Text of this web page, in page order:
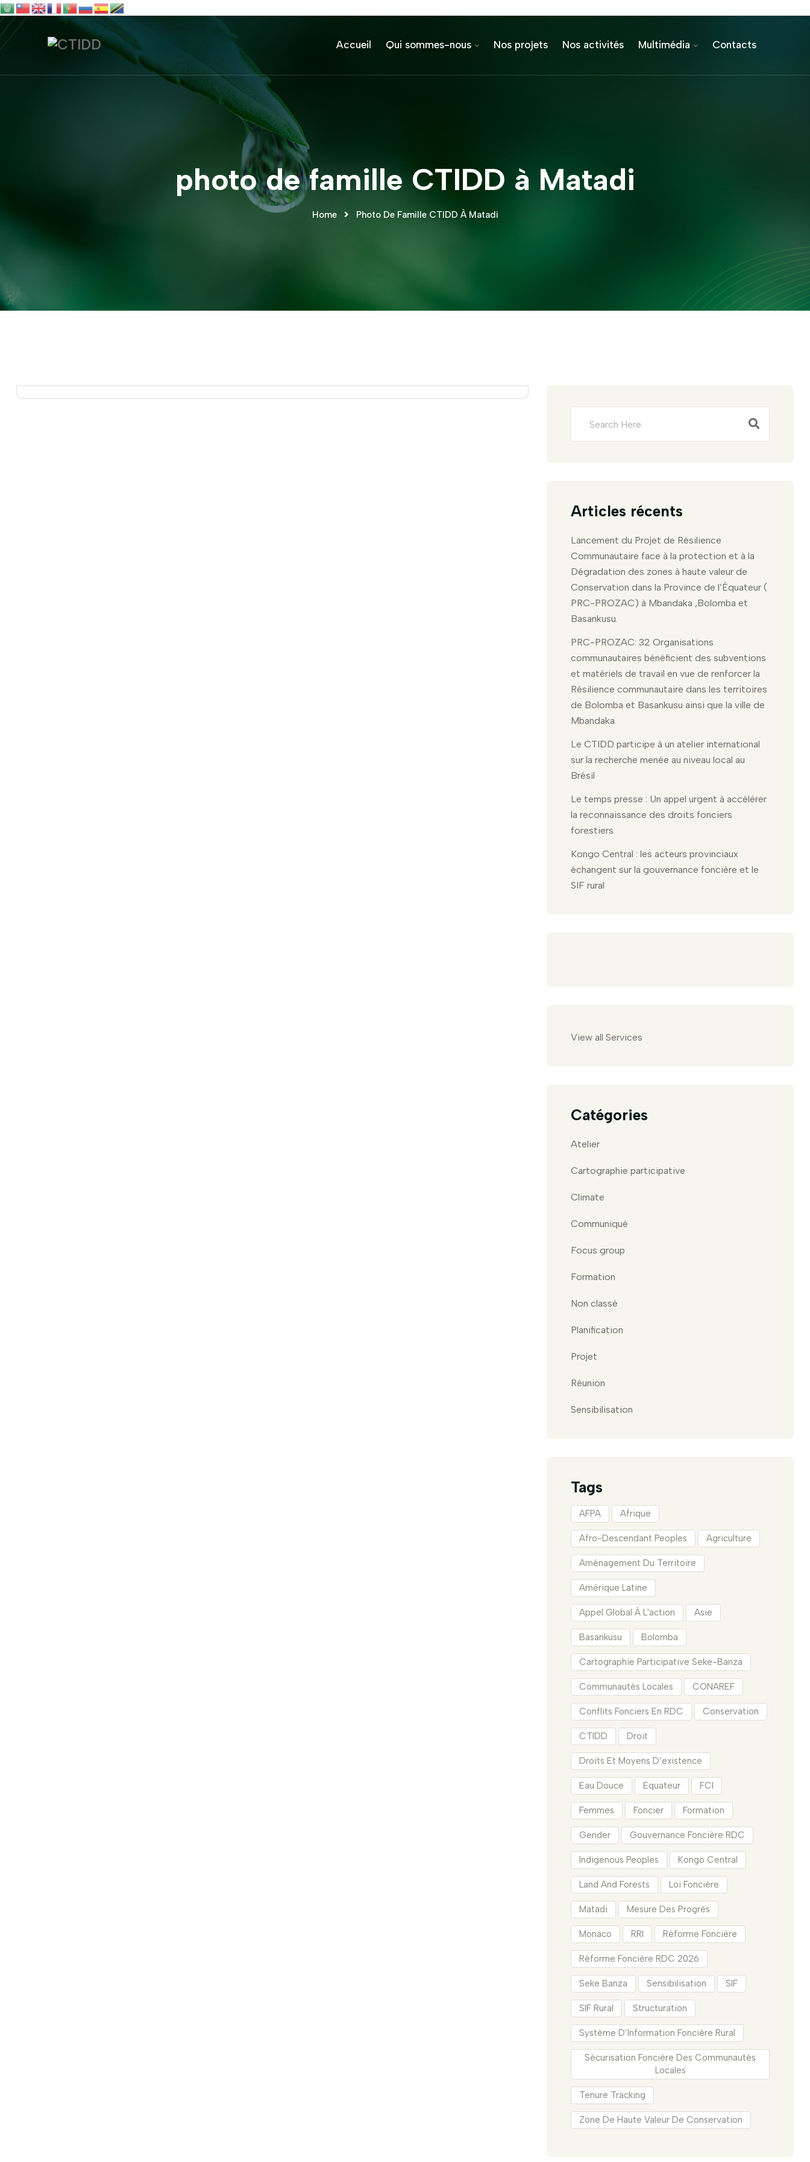
Accueil Qui sommes-nous Nos projets Nos activités Multimédia Contacts
photo de famille CTIDD à Matadi
Home Photo De Famille CTIDD À Matadi
Articles récents
Lancement du Projet de Résilience
Communautaire face à la protection et à la
Dégradation des zones à haute valeur de
Conservation dans la Province de l’Équateur (
PRC-PROZAC) à Mbandaka ,Bolomba et
Basankusu.
PRC-PROZAC: 32 Organisations
communautaires bénéficient des subventions
et matériels de travail en vue de renforcer la
Résilience communautaire dans les territoires
de Bolomba et Basankusu ainsi que la ville de
Mbandaka.
Le CTIDD participe à un atelier international
sur la recherche menée au niveau local au
Brésil
Le temps presse : Un appel urgent à accélérer
la reconnaissance des droits fonciers
forestiers
Kongo Central : les acteurs provinciaux
échangent sur la gouvernance foncière et le
SIF rural
View all Services
Catégories
Atelier
Cartographie participative
Climate
Communiqué
Focus group
Formation
Non classé
Planification
Projet
Réunion
Sensibilisation
Tags
AFPA Afrique
Afro-Descendant Peoples Agriculture
Aménagement Du Territoire
Amérique Latine
Appel Global À L'action Asie
Basankusu Bolomba
Cartographie Participative Seke-Banza
Communautés Locales CONAREF
Conflits Fonciers En RDC Conservation
CTIDD Droit
Droits Et Moyens D’existence
Eau Douce Equateur FCI
Femmes Foncier Formation
Gender Gouvernance Foncière RDC
Indigenous Peoples Kongo Central
Land And Forests Loi Foncière
Matadi Mesure Des Progrès
Monaco RRI Réforme Foncière
Réforme Foncière RDC 2026
Seke Banza Sensibilisation SIF
SIF Rural Structuration
Système D’Information Foncière Rural
Sécurisation Foncière Des Communautés
Locales
Tenure Tracking
Zone De Haute Valeur De Conservation